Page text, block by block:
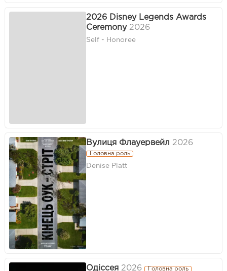
2026 Disney Legends Awards
Ceremony 2026
Self - Honoree
Вулиця Флауервейл 2026
Головна роль
Denise Platt
Одіссея 2026 Головна роль